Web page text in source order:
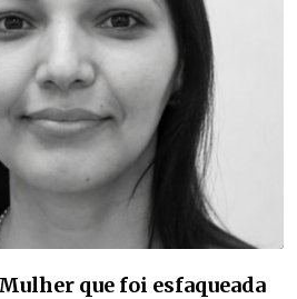
que foi esfaqueada